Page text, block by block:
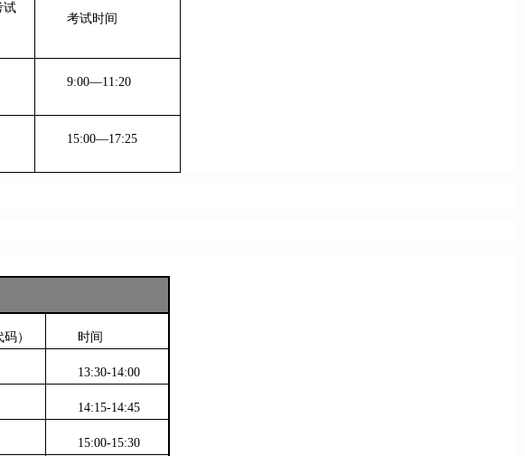
试
考试时间
9:00—11:20
15:00—17:25
） 时间
13:30-14:00
14:15-14:45
15:00-15:30